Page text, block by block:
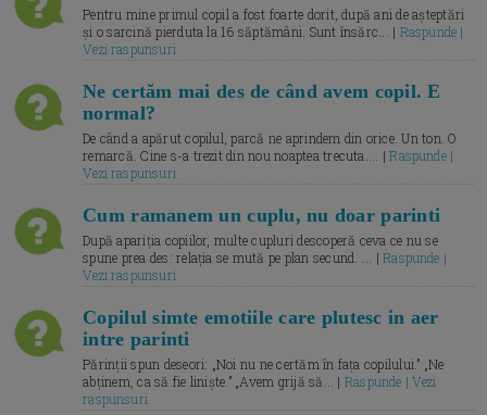
Pentru mine primul copil a fost foarte dorit, după ani de așteptări
și o sarcină pierduta la 16 săptămâni. Sunt însărc... | Raspunde |
Vezi raspunsuri
Ne certăm mai des de când avem copil. E
normal?
De când a apărut copilul, parcă ne aprindem din orice. Un ton. O
remarcă. Cine s-a trezit din nou noaptea trecuta.... |Raspunde |
Vezi raspunsuri
Cum ramanem un cuplu, nu doar parinti
După apariția copiilor, multe cupluri descoperă ceva ce nu se
spune prea des: relația se mută pe plan secund. ... |Raspunde |
Vezi raspunsuri
Copilul simte emotiile care plutesc in aer
intre parinti
Părinții spun deseori: „Noi nu ne certăm în fața copilului.” „Ne
abținem, ca să fie liniște.” „Avem grijă să... | Raspunde | Vezi
raspunsuri